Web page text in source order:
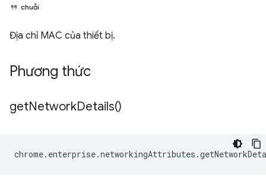
chuỗi
Địa chỉ MAC của thiết bị.
Phương thức
getNetworkDetails()
chrome. enterprise.networkingAttributes .